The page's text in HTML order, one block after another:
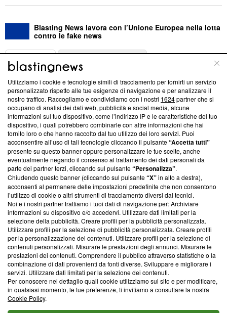
Blasting News lavora con l’Unione Europea nella lotta
contro le fake news
ABOUT
Questa sezione offre informazioni trasparenti su Blasting
News, sui nostri processi editoriali e su come ci impegniamo a
creare news di qualità. Inoltre, afferma la nostra aderenza a
‘Trust Project - News with Integrity’Blasting News non è
ancora membro del programma, ma ha richiesto di farne
parte; Trust Project non ha ancora effettuato una verifica di
conformità agli standard.
Su di noi
Team editoriale
Corporate
Redazione
Informativa Privacy
Cookie Policy
Blasting SA, IDI CHE-247.845.224, Via Carlo Frasca, 3 - 6900
Lugano (Svizzera) Tel:+39 0690258937
© 2026 Blasting News
Utilizziamo i cookie e tecnologie simili di tracciamento per fornirti un servizio
personalizzato rispetto alle tue esigenze di navigazione e per analizzare il
nostro traffico. Raccogliamo e condividiamo con i nostri 1624partner che si
occupano di analisi dei dati web, pubblicità e social media, alcune
informazioni sul tuo dispositivo, come l’indirizzo IP e le caratteristiche del tuo
dispositivo, i quali potrebbero combinarle con altre informazioni che hai
fornito loro o che hanno raccolto dal tuo utilizzo dei loro servizi. Puoi
acconsentire all’uso di tali tecnologie cliccando il pulsante“Accetta tutti”
presente su questo banner oppure personalizzare le tue scelte, anche
eventualmente negando il consenso al trattamento dei dati personali da
parte dei partner terzi, cliccando sul pulsante“Personalizza”.
Chiudendo questo banner (cliccando sul pulsante“X”in alto a destra),
acconsenti al permanere delle impostazioni predefinite che non consentono
l’utilizzo di cookie o altri strumenti di tracciamento diversi dai tecnici.
Noi e i nostri partner trattiamo i tuoi dati di navigazione per: Archiviare
informazioni su dispositivo e/o accedervi. Utilizzare dati limitati per la
selezione della pubblicità. Creare profili per la pubblicità personalizzata.
Utilizzare profili per la selezione di pubblicità personalizzata. Creare profili
per la personalizzazione dei contenuti. Utilizzare profili per la selezione di
contenuti personalizzati. Misurare le prestazioni degli annunci. Misurare le
prestazioni dei contenuti. Comprendere il pubblico attraverso statistiche o la
combinazione di dati provenienti da fonti diverse. Sviluppare e migliorare i
servizi. Utilizzare dati limitati per la selezione dei contenuti.
Per conoscere nel dettaglio quali cookie utilizziamo sul sito e per modificare,
in qualsiasi momento, le tue preferenze, ti invitiamo a consultare la nostra
Cookie Policy.